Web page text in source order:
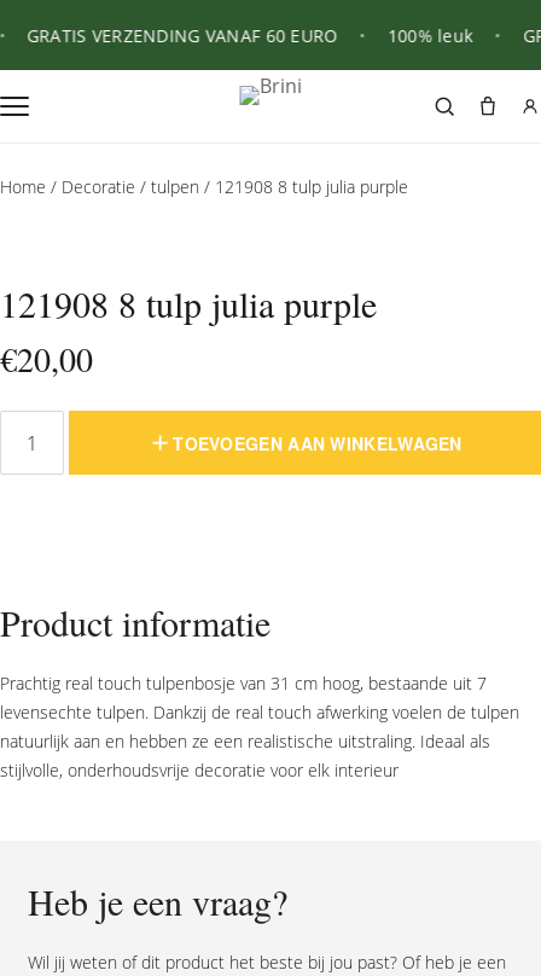
GRATIS VERZENDING VANAF 60 EURO 100% leuk
Home / Decoratie / tulpen / 121908 8 tulp julia purple
121908 8 tulp julia purple
€20,00
121908
TOEVOEGEN AAN WINKELWAGEN
Product informatie
Prachtig real touch tulpenbosje van 31 cm hoog, bestaande uit 7
levensechte tulpen. Dankzij de real touch afwerking voelen de tulpen
natuurlijk aan en hebben ze een realistische uitstraling. Ideaal als
stijlvolle, onderhoudsvrije decoratie voor elk interieur
Heb je een vraag?
Wil jij weten of dit product het beste bij jou past? Of heb je een